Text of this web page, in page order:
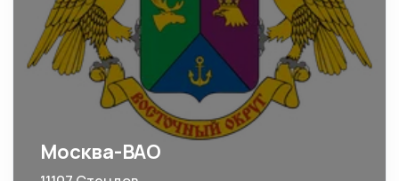
Москва-ВАО